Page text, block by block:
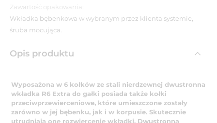
Zawartość opakowania:
Wkładka bębenkowa w wybranym przez klienta systemie,
śruba mocująca.
Opis produktu
Wyposażona w 6 kołków ze stali nierdzewnej dwustronna
wkładka R6 Extra do gałki posiada także kołki
przeciwprzewierceniowe, które umieszczone zostały
zarówno w jej bębenku, jak i w korpusie. Skutecznie
utrudniają one rozwiercenie wkładki. Dwustronna